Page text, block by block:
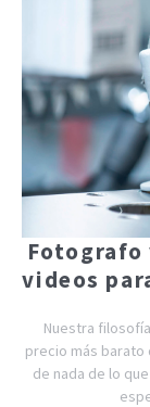
videos
Nuestra
precio más barato
de nada de lo